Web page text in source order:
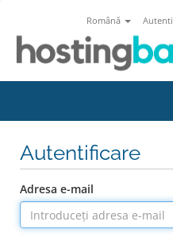
Română
Autentificare
Adresa e-mail